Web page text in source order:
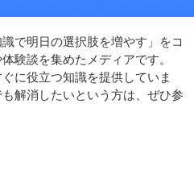
で明日の選択肢を増やす」をコ
験談を集めたメディアです。
に役立つ知識を提供していま
解消したいという方は、ぜひ参